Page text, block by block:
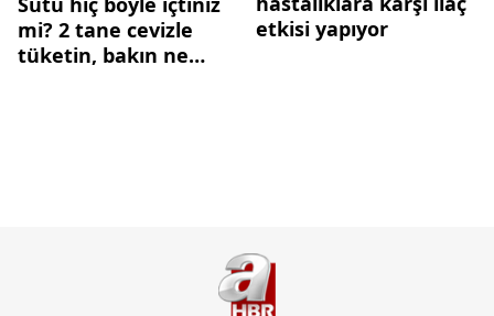
mi? 2 tane cevizle
tüketin, bakın ne
etkisi yapıyor